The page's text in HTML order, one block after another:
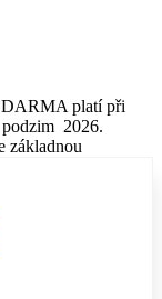
platí při
2026.
základnou